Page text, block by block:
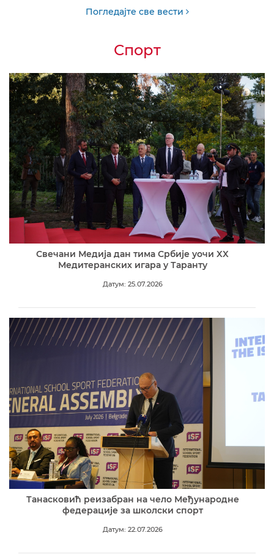
Погледајте све вести
Спорт
Свечани Медија дан тима Србије уочи XX
Медитеранских игара у Таранту
Датум: 25.07.2026
Танасковић реизабран на чело Међународне
федерације за школски спорт
Датум: 22.07.2026